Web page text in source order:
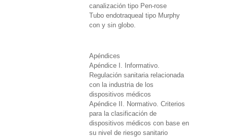
canalización tipo Pen-rose
Tubo endotraqueal tipo Murphy
con y sin globo.
Apéndices
Apéndice I. Informativo.
Regulación sanitaria relacionada
con la industria de los
dispositivos médicos
Apéndice II. Normativo. Criterios
para la clasificación de
dispositivos médicos con base en
su nivel de riesgo sanitario